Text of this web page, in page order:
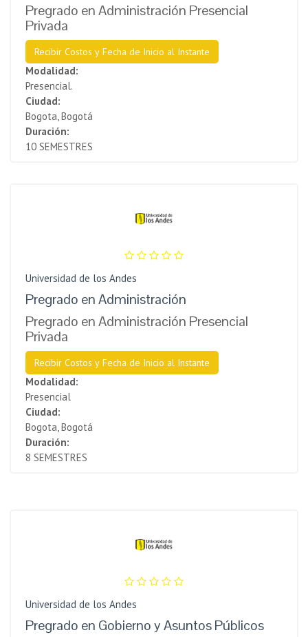
Pregrado en Administración Presencial
Privada
Recibir Costos y Fecha de Inicio al Instante
Modalidad:
Presencial.
Ciudad:
Bogota, Bogotá
Duración:
10 SEMESTRES
Universidad de los Andes
Pregrado en Administración
Pregrado en Administración Presencial
Privada
Recibir Costos y Fecha de Inicio al Instante
Modalidad:
Presencial
Ciudad:
Bogota, Bogotá
Duración:
8 SEMESTRES
Universidad de los Andes
Pregrado en Gobierno y Asuntos Públicos